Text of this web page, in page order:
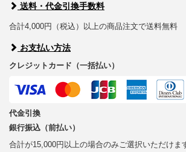
送料・代金引換手数料
合計4,000円（税込）以上の商品注文で送料無料
お支払い方法
クレジットカード（一括払い）
代金引換
銀行振込（前払い）
合計が15,000円以上の場合のみご選択いただけま